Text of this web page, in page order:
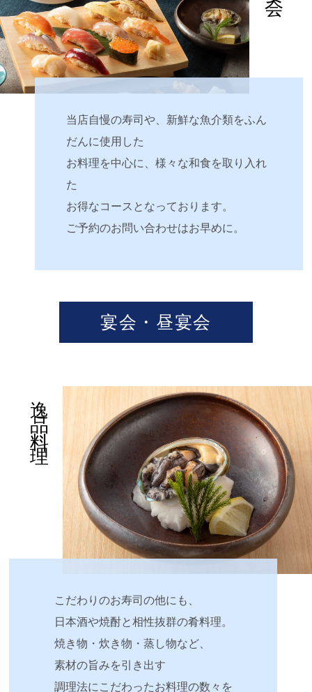
当店自慢の寿司や、新鮮な魚介類をふん
だんに使用した
お料理を中心に、様々な和食を取り入れ
た
お得なコースとなっております。
ご予約のお問い合わせはお早めに。
宴会・昼宴会
逸品料理
こだわりのお寿司の他にも、
日本酒や焼酎と相性抜群の肴料理。
焼き物・炊き物・蒸し物など、
素材の旨みを引き出す
調理法にこだわったお料理の数々を